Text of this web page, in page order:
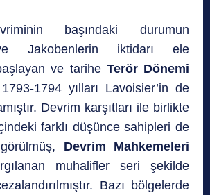
başındaki durumun
Jakobenlerin iktidarı ele
ve tariheTerör Dönemi
1794 yılları Lavoisier’in de
Devrim karşıtları ile birlikte
farklı düşünce sahipleri de
Devrim Mahkemeleri
muhalifler seri şekilde
Bazı bölgelerde